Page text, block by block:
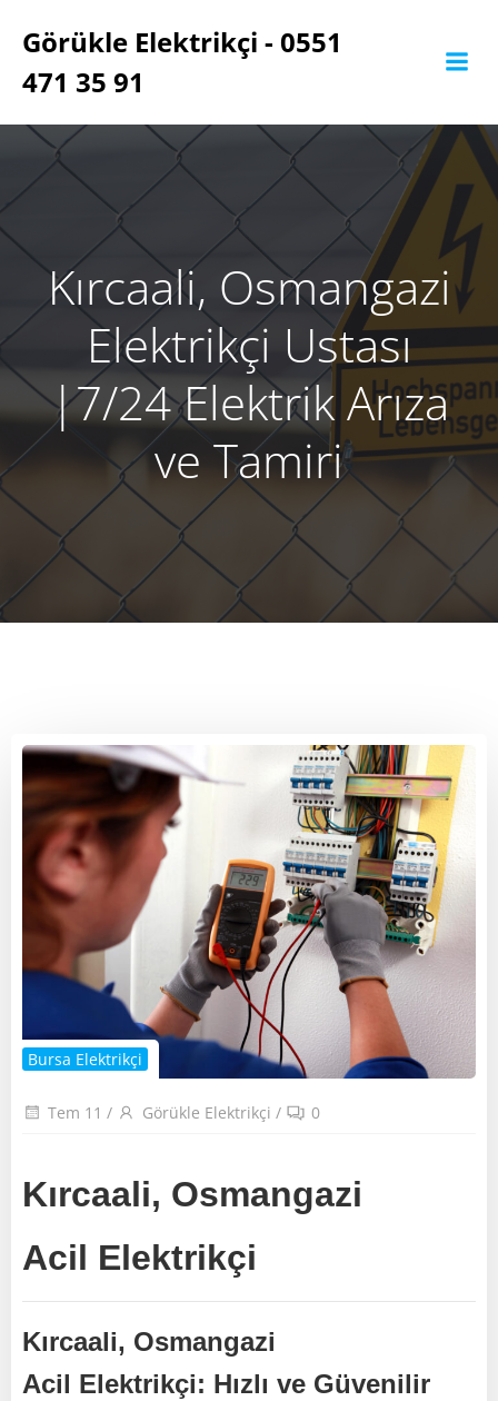
geç
Görükle Elektrikçi - 0551
471 35 91
Kırcaali, Osmangazi
Elektrikçi Ustası
‎|7/24 Elektrik Arıza
ve Tamiri
Bursa Elektrikçi
Tem 11 / Görükle Elektrikçi / 0
Kırcaali, Osmangazi
Acil Elektrikçi
Kırcaali, Osmangazi
Acil Elektrikçi: Hızlı ve Güvenilir